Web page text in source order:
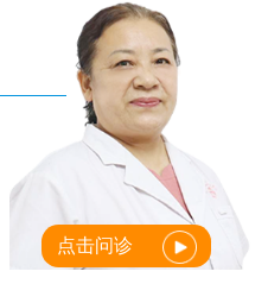
点击问诊